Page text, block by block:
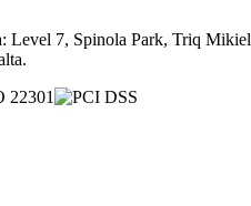
Level 7, Spinola Park, Triq Mikiel